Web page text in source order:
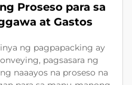
Proseso para sa
at Gastos
ng pagpapacking ay
pagsasara ng
naaayos na proseso na